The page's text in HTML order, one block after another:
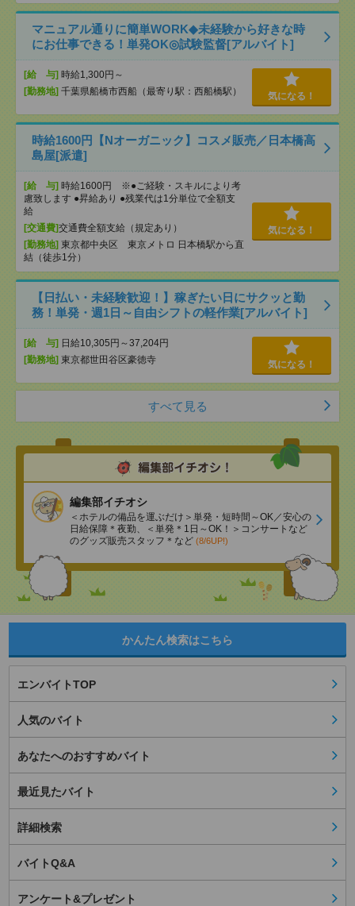
マニュアル通りに簡単WORK◆未経験から好きな時
にお仕事できる！単発OK◎試験監督[アルバイト]
[給 与] 時給1,300円～
[勤務地] 千葉県船橋市西船（最寄り駅：西船橋駅） 気になる！
時給1600円【Nオーガニック】コスメ販売／日本橋高
島屋[派遣]
[給 与] 時給1600円 ※●ご経験・スキルにより考
慮致します ●昇給あり ●残業代は1分単位で全額支
給
[交通費]交通費全額支給（規定あり）
[勤務地] 東京都中央区 東京メトロ 日本橋駅から直
結（徒歩1分）
気になる！
【日払い・未経験歓迎！】稼ぎたい日にサクッと勤
務！単発・週1日～自由シフトの軽作業[アルバイト]
[給 与] 日給10,305円～37,204円
[勤務地] 東京都世田谷区豪徳寺 気になる！
すべて見る
編集部イチオシ
＜ホテルの備品を運ぶだけ＞単発・短時間～OK／安心の
日給保障＊夜勤、＜単発＊1日～OK！＞コンサートなど
のグッズ販売スタッフ＊など (8/6UP!)
かんたん検索はこちら
エンバイトTOP
人気のバイト
あなたへのおすすめバイト
最近見たバイト
詳細検索
バイトQ&A
アンケート&プレゼント